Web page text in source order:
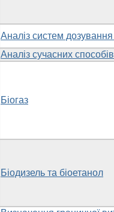
Аналіз систем
Аналіз сучасних
Біогаз
Біодизель та біоетанол